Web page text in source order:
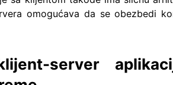
omogućava da se obezbedi
server